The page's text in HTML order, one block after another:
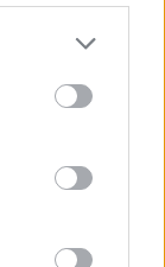
more Google
may click to
party tags to
below Google
της Covid-19